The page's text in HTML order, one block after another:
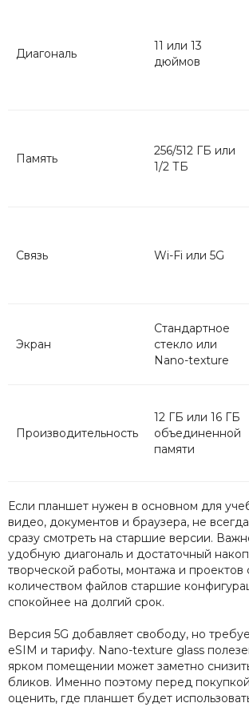
Диагональ
11 или 13
дюймов
Память
256/512 ГБ или
1/2 ТБ
Связь Wi-Fi или 5G
Экран
Стандартное
стекло или
Nano-texture
Производительность
12 ГБ или 16 ГБ
объединенной
памяти
Если планшет нужен в основном для
видео, документов и браузера, не
сразу смотреть на старшие версии.
удобную диагональ и достаточный
творческой работы, монтажа и
количеством файлов старшие
спокойнее на долгий срок.
Версия 5G добавляет свободу, но
eSIM и тарифу. Nano-texture glass
ярком помещении может заметно
бликов. Именно поэтому перед
оценить, где планшет будет